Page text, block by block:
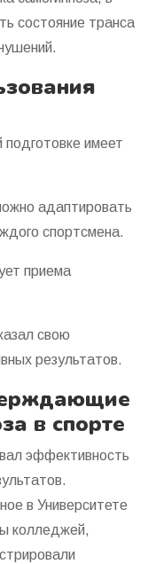
состояние транса
подготовке имеет
адаптировать
спортсмена.
приема
свою
результатов.
в спорте
эффективность
в Университете
колледжей,